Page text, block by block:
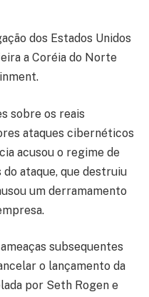
dos Estados Unidos
a Coréia do Norte
sobre os reais
ataques cibernéticos
acusou o regime de
ataque, que destruiu
um derramamento
subsequentes
o lançamento da
por Seth Rogen e